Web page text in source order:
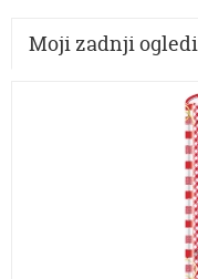
Moji zadnji ogledi